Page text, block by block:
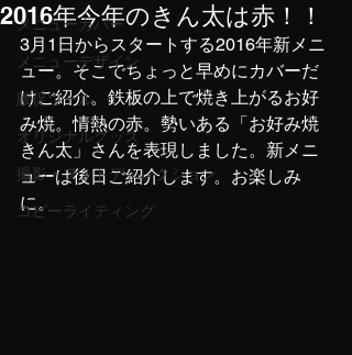
メニューカバー
メニューデザイン
販促ツール
オリジナルグッズ
撮影・フォトディレクション
コピーライティング
2016年今年のきん太は赤！！
3月1日からスタートする2016年新メニ
ュー。そこでちょっと早めにカバーだ
けご紹介。鉄板の上で焼き上がるお好
み焼。情熱の赤。勢いある「お好み焼
きん太」さんを表現しました。新メニ
ューは後日ご紹介します。お楽しみ
に。